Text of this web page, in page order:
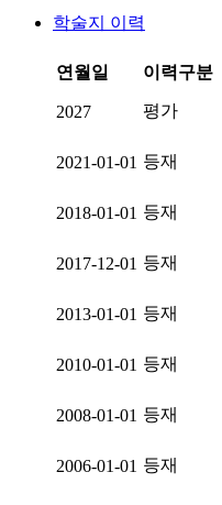
학술지 이력
연월일
이력구분
2027 평가
2021-01-01 등재
2018-01-01 등재
2017-12-01 등재
2013-01-01 등재
2010-01-01 등재
2008-01-01 등재
2006-01-01 등재